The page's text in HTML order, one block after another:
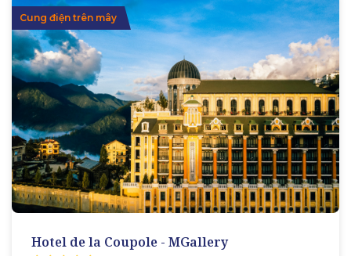
Cung điện trên mây
Hotel de la Coupole - MGallery